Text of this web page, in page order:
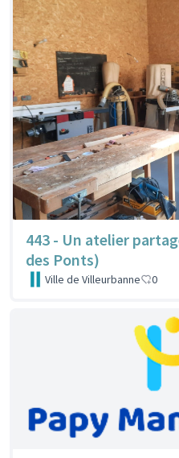
443 - Un atelier
des Ponts)
Ville de Villeurbanne 0